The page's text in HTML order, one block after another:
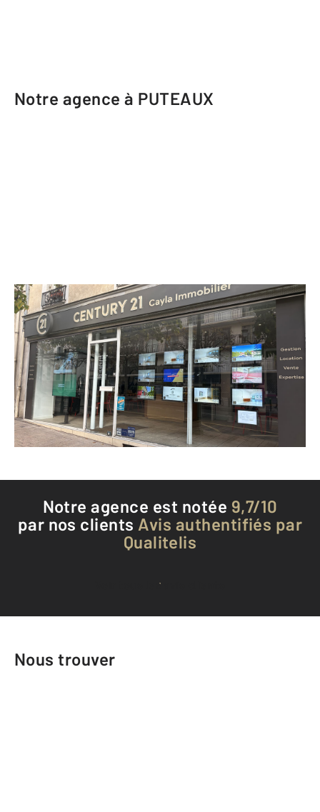
Notre agence à PUTEAUX
CENTURY 21 Cayla Immobilier
72 boulevard Richard Wallace
PUTEAUX - 92800
Envoyer un message
Téléphoner à l'agence
Notre agence est notée 9,7/10
par nos clients Avis authentifiés par
Qualitelis
Voir tous les avis clients
Nous trouver